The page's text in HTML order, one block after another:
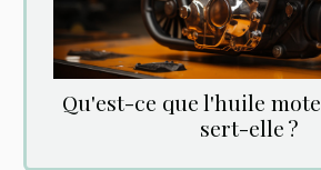
Qu'est-ce que l'huile
sert-elle ?